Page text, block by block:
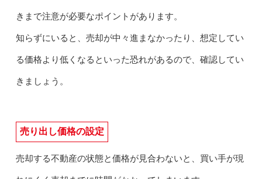
きまで注意が必要なポイントがあります。
知らずにいると、売却が中々進まなかったり、想定してい
る価格より低くなるといった恐れがあるので、確認してい
きましょう。
売り出し価格の設定
売却する不動産の状態と価格が見合わないと、買い手が現